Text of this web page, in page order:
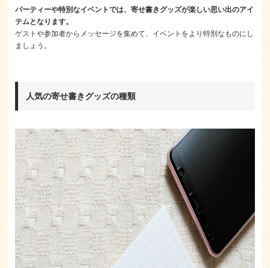
パーティーや特別なイベントでは、寄せ書きグッズが楽しい思い出のアイ
テムとなります。
ゲストや参加者からメッセージを集めて、イベントをより特別なものにし
ましょう。
人気の寄せ書きグッズの種類